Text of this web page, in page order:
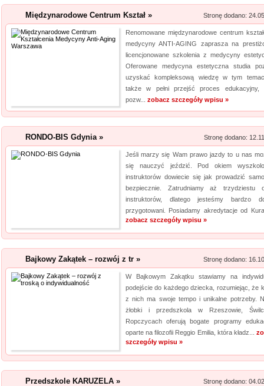
Rehabilitacja
Mikropolaryzacja mózgu, to
o powrót do pełnej
nieinwazyjna. Wykonuje ją
Michałkowo. Oczywiście
dopasowan...
Międzynarodowe Centrum Kształ » Stronę dodano:
Renomowane międzynarodowe centrum
medycyny ANTI-AGING zaprasza na
licencjonowane szkolenia z medycyny
Oferowane medycyna estetyczna studia
uzyskać kompleksową wiedzę w tym
także w pełni przejść proces edukacyjny,
pozw... zobacz szczegóły wpisu »
RONDO-BIS Gdynia » Stronę dodano:
Jeśli marzy się Wam prawo jazdy to u nas
się nauczyć jeździć. Pod okiem
instruktorów dowiecie się jak prowadzić
bezpiecznie. Zatrudniamy aż trzydziestu
instruktorów, dlatego jesteśmy bardzo
przygotowani. Posiadamy akredytacje od
zobacz szczegóły wpisu »
Bajkowy Zakątek – rozwój z tr » Stronę dodano:
W Bajkowym Zakątku stawiamy na
podejście do każdego dziecka, rozumiejąc, że
z nich ma swoje tempo i unikalne potrzeby.
żłobki i przedszkola w Rzeszowie,
Ropczycach oferują bogate programy
oparte na filozofii Reggio Emilia, która kładz...
szczegóły wpisu »
Przedszkole KARUZELA » Stronę dodano: